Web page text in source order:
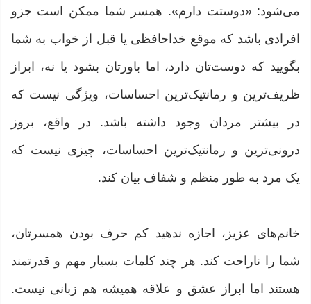
می‌شود: «دوستت دارم». همسر شما ممکن است جزو
افرادی باشد که موقع خداحافظی یا قبل از خواب به شما
بگویید که دوست‌تان دارد، اما باورتان بشود یا نه، ابراز
ظریف‌ترین و رمانتیک‌ترین احساسات، ویژگی‌ نیست که
در بیشتر مردان وجود داشته باشد. در واقع، بروز
درونی‌ترین و رمانتیک‌ترین احساسات، چیزی نیست که
یک مرد به طور منظم و شفاف بیان کند.
خانم‌های عزیز، اجازه ندهید کم حرف بودن همسرتان،
شما را ناراحت کند. هر چند کلمات بسیار مهم و قدرتمند
هستند اما ابراز عشق و علاقه همیشه هم زبانی نیست.